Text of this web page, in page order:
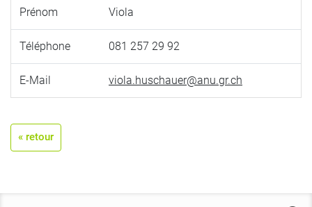
Prénom Viola
Téléphone 081 257 29 92
E-Mail viola.huschauer@anu.gr.ch
« retour